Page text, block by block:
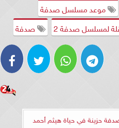
موعد مسلسل صدفة
لمسلسل صدفة 2 صدفة
حزينة في حياة هيثم أحمد